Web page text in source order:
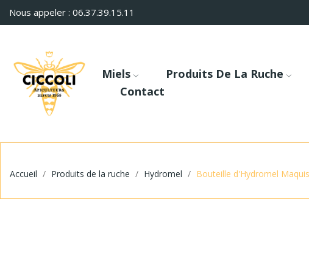
Nous appeler : 06.37.39.15.11
Miels Produits De La Ruche
Contact
Accueil Produits de la ruche Hydromel Bouteille d'Hydromel